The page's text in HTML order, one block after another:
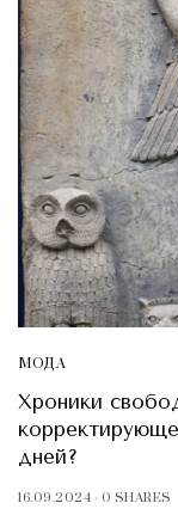
МОДА
Хроники
дней?
16.09.2024 0 SHARES